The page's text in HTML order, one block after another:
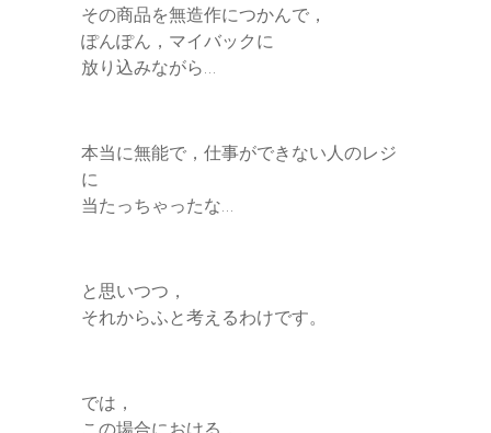
その商品を無造作につかんで，
ぽんぽん，マイバックに
放り込みながら…
本当に無能で，仕事ができない人のレジ
に
当たっちゃったな…
と思いつつ，
それからふと考えるわけです。
では，